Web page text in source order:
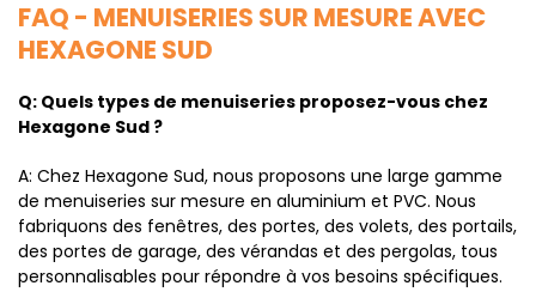
FAQ - MENUISERIES SUR MESURE AVEC
HEXAGONE SUD
Q: Quels types de menuiseries proposez-vous chez
Hexagone Sud ?
A: Chez Hexagone Sud, nous proposons une large gamme
de menuiseries sur mesure en aluminium et PVC. Nous
fabriquons des fenêtres, des portes, des volets, des portails,
des portes de garage, des vérandas et des pergolas, tous
personnalisables pour répondre à vos besoins spécifiques.